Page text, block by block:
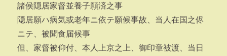
諸侯隠居家督並養子願済之事
隠居願ハ病気或老年ニ依テ願候事故、当人在国之侭
ニテ、被聞食届候事
但、家督被仰付、本人上京之上、御印章被渡、当日